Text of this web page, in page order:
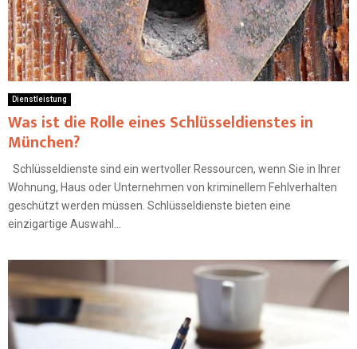
Dienstleistung
Was ist die Rolle eines Schlüsseldienstes in
München?
Schlüsseldienste sind ein wertvoller Ressourcen, wenn Sie in Ihrer
Wohnung, Haus oder Unternehmen von kriminellem Fehlverhalten
geschützt werden müssen. Schlüsseldienste bieten eine
einzigartige Auswahl...